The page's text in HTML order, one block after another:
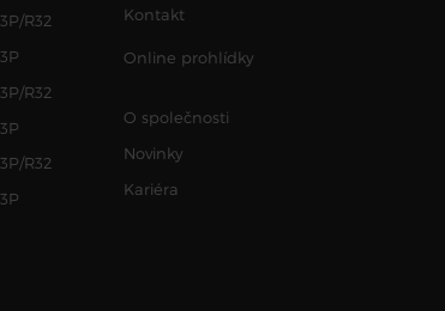
R32
R32
R32
Kontakt
Online prohlídky
O společnosti
Novinky
Kariéra